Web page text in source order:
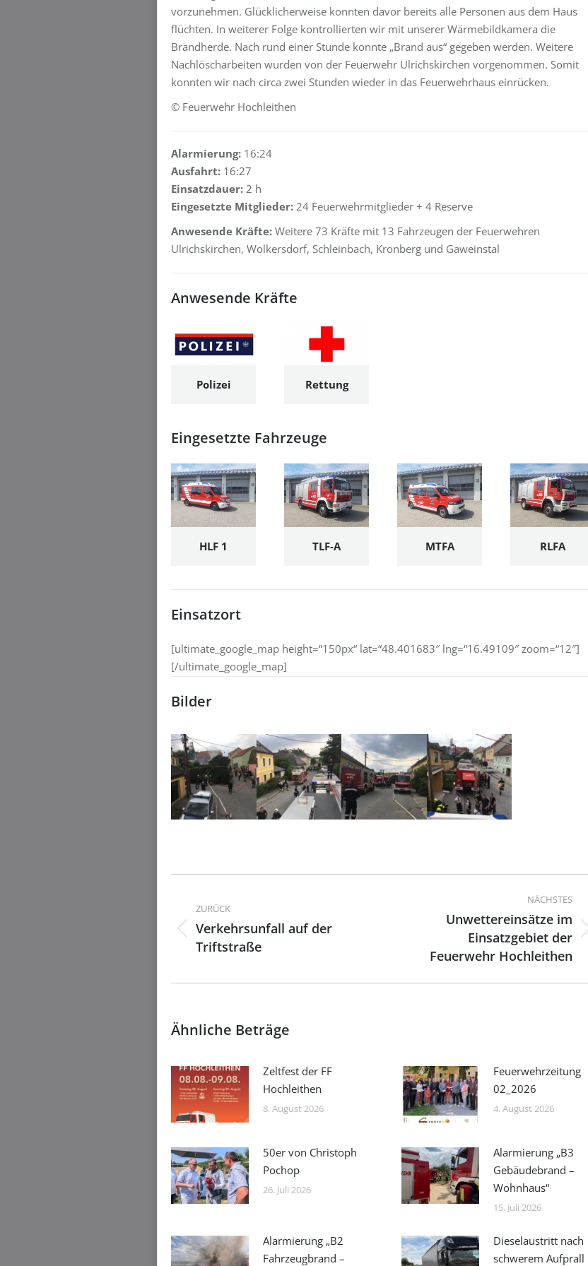
vorzunehmen. Glücklicherweise konnten davor bereits alle Personen aus dem Haus
flüchten. In weiterer Folge kontrollierten wir mit unserer Wärmebildkamera die
Brandherde. Nach rund einer Stunde konnte „Brand aus“ gegeben werden. Weitere
Nachlöscharbeiten wurden von der Feuerwehr Ulrichskirchen vorgenommen. Somit
konnten wir nach circa zwei Stunden wieder in das Feuerwehrhaus einrücken.
© Feuerwehr Hochleithen
Alarmierung: 16:24
Ausfahrt: 16:27
Einsatzdauer: 2 h
Eingesetzte Mitglieder: 24 Feuerwehrmitglieder + 4 Reserve
Anwesende Kräfte: Weitere 73 Kräfte mit 13 Fahrzeugen der Feuerwehren
Ulrichskirchen, Wolkersdorf, Schleinbach, Kronberg und Gaweinstal
Anwesende Kräfte
Polizei Rettung
Eingesetzte Fahrzeuge
HLF 1 TLF-A MTFA RLFA
Einsatzort
[ultimate_google_map height=“150px“ lat=“48.401683″ lng=“16.49109″ zoom=“12″]
[/ultimate_google_map]
Bilder
ZURÜCK
Vorheriger
Beitrag:
Verkehrsunfall auf der
Triftstraße
NÄCHSTES
Beitrag:
Unwettereinsätze im
Einsatzgebiet der
Feuerwehr Hochleithen
Ähnliche Beträge
Zeltfest der FF
Hochleithen
8. August 2026
Feuerwehrzeitung
02_2026
4. August 2026
50er von Christoph
Pochop
26. Juli 2026
Alarmierung „B3
Gebäudebrand –
Wohnhaus“
15. Juli 2026
Alarmierung „B2
Fahrzeugbrand –
Dieselaustritt nach
schwerem Aufprall